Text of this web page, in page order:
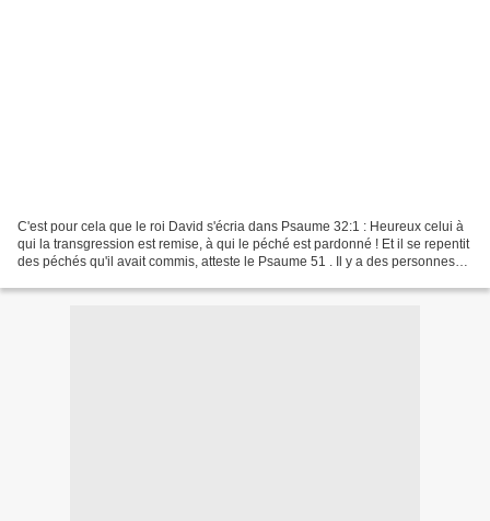
C'est pour cela que le roi David s'écria dans Psaume 32:1 : Heureux celui à
qui la transgression est remise, à qui le péché est pardonné ! Et il se repentit
des péchés qu'il avait commis, atteste le Psaume 51 . Il y a des personnes